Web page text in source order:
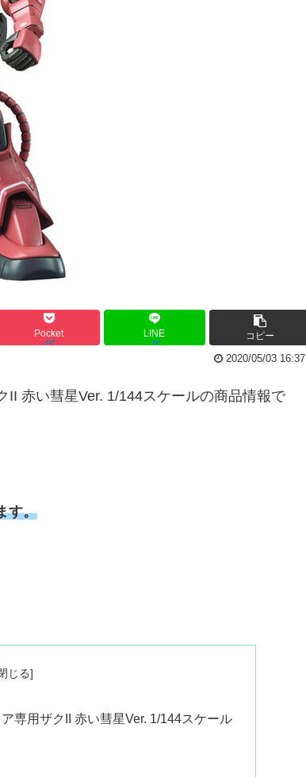
Pocket LINE コピー
2020/05/03 16:37
赤い彗星Ver. 1/144スケールの商品情報で
す。
専用ザクII 赤い彗星Ver. 1/144スケール